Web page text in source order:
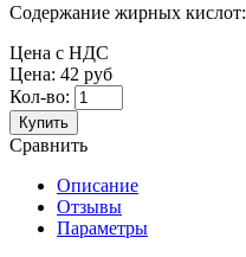
Содержание жирных кислот:
Цена с НДС
Цена: 42 руб
Кол-во:
Купить
Сравнить
Описание
Отзывы
Параметры